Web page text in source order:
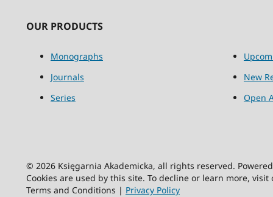
OUR PRODUCTS
Monographs
Journals
Series
New
Open
© 2026 Księgarnia Akademicka, all rights reserved.
Cookies are used by this site. To decline or learn more,
Terms and Conditions | Privacy Policy